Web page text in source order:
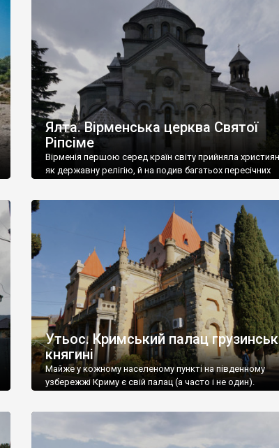
називаються «повстяками» (postaki)…” “Вино. Крим
виробляє відмінне вино і його вдосталь: воно все
легке біле і дуже […]
Ялта. Вірменська церква Святої
Ріпсіме
Вірменія першою серед країн світу прийняла
як державну релігію, й на подив багатьох пересічних
Утьос. Кримський палац
княгині
Майже у кожному населеному пункті на південному
узбережжі Криму є свій палац (а часто і не один).